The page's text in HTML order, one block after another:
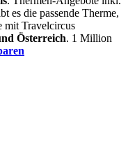
es die passende Therme,
mit Travelcircus
Österreich. 1 Million